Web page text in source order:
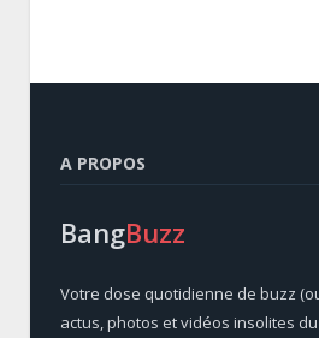
A PROPOS
BangBuzz
Votre dose quotidienne de buzz
actus, photos et vidéos insolites